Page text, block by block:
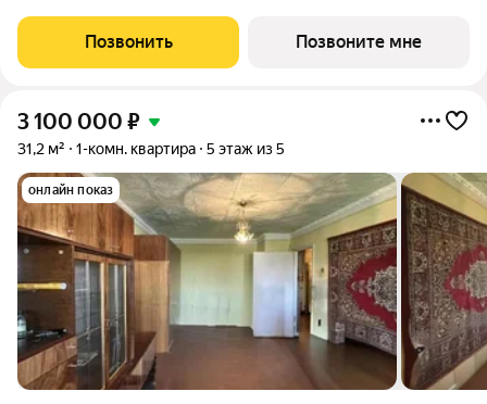
от ГК АГРОСПЕЦТЕХ средней этажности (8 этажей) в
Канавинском районе,
Позвонить Позвоните мне
3 100 000 ₽
31,2 м² 1-комн. квартира 5 этаж из 5
онлайн показ